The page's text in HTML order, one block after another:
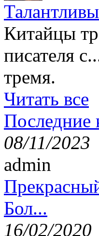
Китайцы
писателя
тремя.
Читать все
Последние
08/11/2023
admin
Бол...
16/02/2020